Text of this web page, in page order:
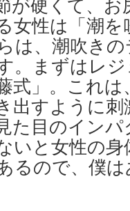
が硬くて、
女性は「潮
は、潮吹き
。まずはレ
式」。これ
出すように
た目のイン
いと女性の
るので、僕